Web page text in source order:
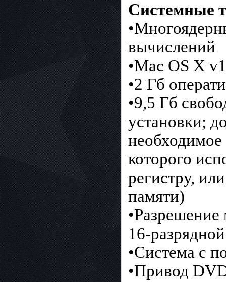
Системные
вычислений
•Mac OS X
•2 Гб
•9,5 Гб
установки;
необходимое
которого
регистру,
памяти)
16-
•Система с
•Привод